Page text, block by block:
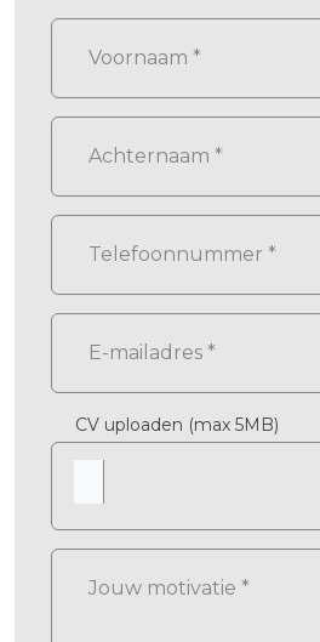
CV uploaden (max 5MB)